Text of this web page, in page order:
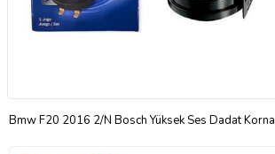
Bmw F20 2016 2/N Bosch Yüksek Ses Dadat Korna